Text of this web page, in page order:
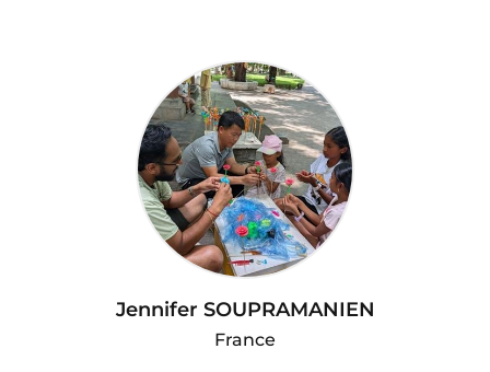
Jennifer SOUPRAMANIEN
France